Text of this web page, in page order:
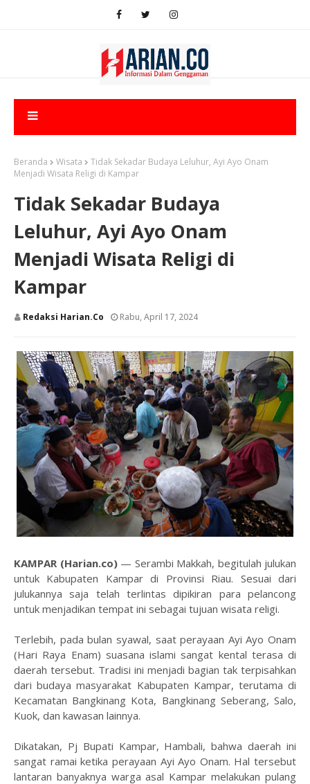
Beranda Wisata
Tidak Sekadar Budaya Leluhur, Ayi Ayo Onam
Menjadi Wisata Religi di Kampar
Tidak Sekadar Budaya
Leluhur, Ayi Ayo Onam
Menjadi Wisata Religi di
Kampar
Redaksi Harian.co Rabu, April 17, 2024
KAMPAR (Harian.co)— Serambi Makkah, begitulah julukan
untuk Kabupaten Kampar di Provinsi Riau. Sesuai dari
julukannya saja telah terlintas dipikiran para pelancong
untuk menjadikan tempat ini sebagai tujuan wisata religi.
Terlebih, pada bulan syawal, saat perayaan Ayi Ayo Onam
(Hari Raya Enam) suasana islami sangat kental terasa di
daerah tersebut. Tradisi ini menjadi bagian tak terpisahkan
dari budaya masyarakat Kabupaten Kampar, terutama di
Kecamatan Bangkinang Kota, Bangkinang Seberang, Salo,
Kuok, dan kawasan lainnya.
Dikatakan, Pj Bupati Kampar, Hambali, bahwa daerah ini
sangat ramai ketika perayaan Ayi Ayo Onam. Hal tersebut
lantaran banyaknya warga asal Kampar melakukan pulang